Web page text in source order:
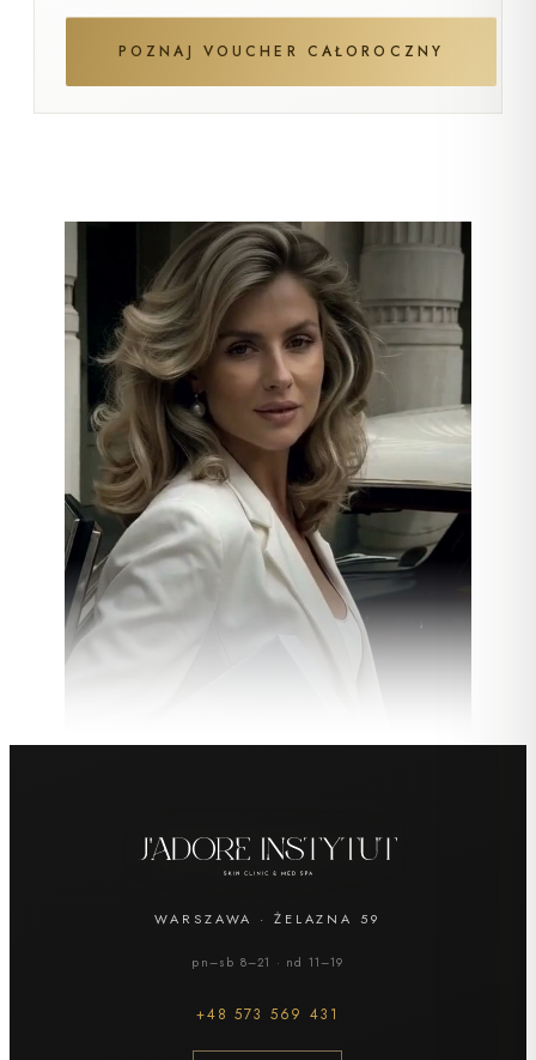
POZNAJ VOUCHER CAŁOROCZNY
WARSZAWA · ŻELAZNA 59
pn–sb 8–21 · nd 11–19
+48573 569 431